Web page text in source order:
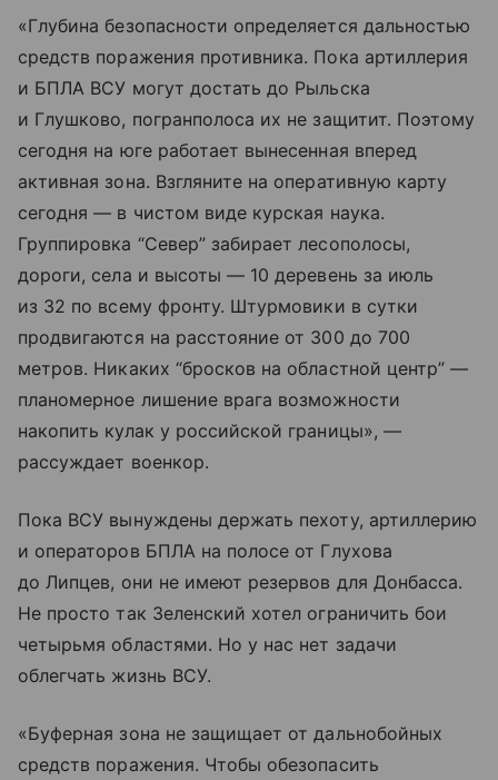
«Глубина безопасности определяется дальностью
средств поражения противника. Пока артиллерия
и БПЛА ВСУ могут достать до Рыльска
и Глушково, погранполоса их не защитит. Поэтому
сегодня на юге работает вынесенная вперед
активная зона. Взгляните на оперативную карту
сегодня — в чистом виде курская наука.
Группировка “Север” забирает лесополосы,
дороги, села и высоты — 10 деревень за июль
из 32 по всему фронту. Штурмовики в сутки
продвигаются на расстояние от 300 до 700
метров. Никаких “бросков на областной центр” —
планомерное лишение врага возможности
накопить кулак у российской границы», —
рассуждает военкор.
Пока ВСУ вынуждены держать пехоту, артиллерию
и операторов БПЛА на полосе от Глухова
до Липцев, они не имеют резервов для Донбасса.
Не просто так Зеленский хотел ограничить бои
четырьмя областями. Но у нас нет задачи
облегчать жизнь ВСУ.
«Буферная зона не защищает от дальнобойных
средств поражения. Чтобы обезопасить